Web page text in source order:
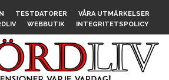
TESTDATORER
VÅRA UTMÄRKELSER
WEBBUTIK INTEGRITETSPOLICY